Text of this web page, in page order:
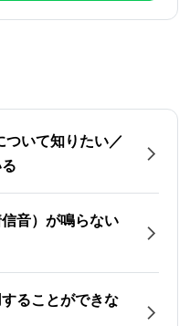
いて知りたい／
音）が鳴らない
ることができな